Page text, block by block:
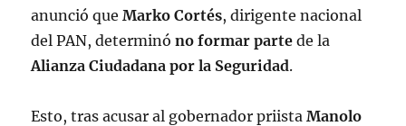
anunció queMarko Cortés, dirigente nacional
del PAN, determinóno formar partede la
Alianza Ciudadana por la Seguridad.
Esto, tras acusar al gobernador priistaManolo